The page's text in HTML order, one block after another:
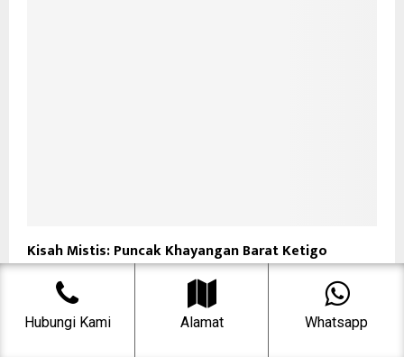
Kisah Mistis: Puncak Khayangan Barat Ketigo
Hubungi Kami Alamat Whatsapp